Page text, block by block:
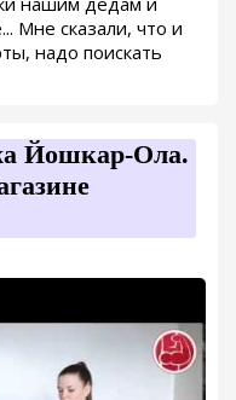
Мне сказали, что и
надо поискать
Йошкар-Ола.